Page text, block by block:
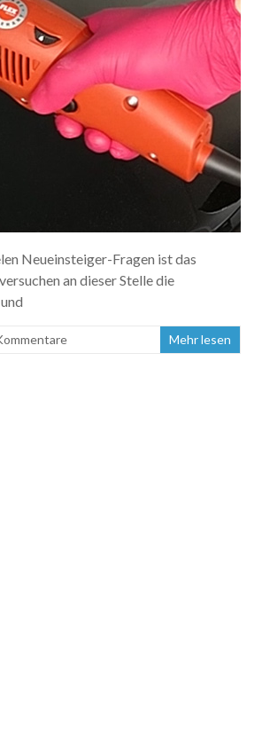
Neueinsteiger-Fragen ist das
an dieser Stelle die
Mehr lesen